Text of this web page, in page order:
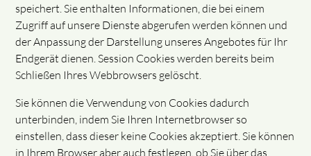
speichert. Sie enthalten Informationen, die bei einem
Zugriff auf unsere Dienste abgerufen werden können und
der Anpassung der Darstellung unseres Angebotes für Ihr
Endgerät dienen. Session Cookies werden bereits beim
Schließen Ihres Webbrowsers gelöscht.
Sie können die Verwendung von Cookies dadurch
unterbinden, indem Sie Ihren Internetbrowser so
einstellen, dass dieser keine Cookies akzeptiert. Sie können
in Ihrem Browser aber auch festlegen, ob Sie über das